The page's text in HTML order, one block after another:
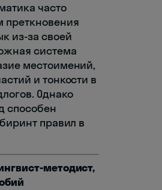
часто
преткновения
из-за своей
система
местоимений,
и тонкости в
Однако
способен
правил в
методист,